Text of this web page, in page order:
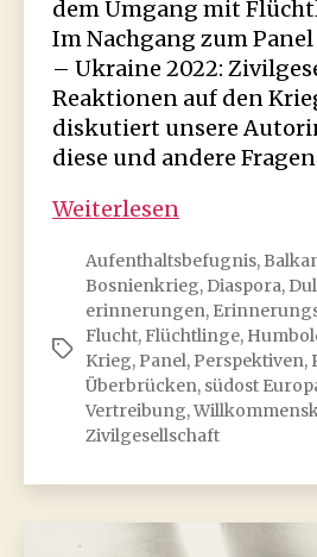
dem Umgang mit
Im Nachgang zum Panel
– Ukraine 2022:
Reaktionen auf den
diskutiert unsere
diese und andere
Weiterlesen
und
heute
Schlagwörter
Aufenthaltsbefugnis,
Bosnienkrieg, Diaspora,
erinnerungen,
Flucht, Flüchtlinge,
Krieg, Panel, Perspektiven,
Überbrücken, südost
Vertreibung,
Zivilgesellschaft